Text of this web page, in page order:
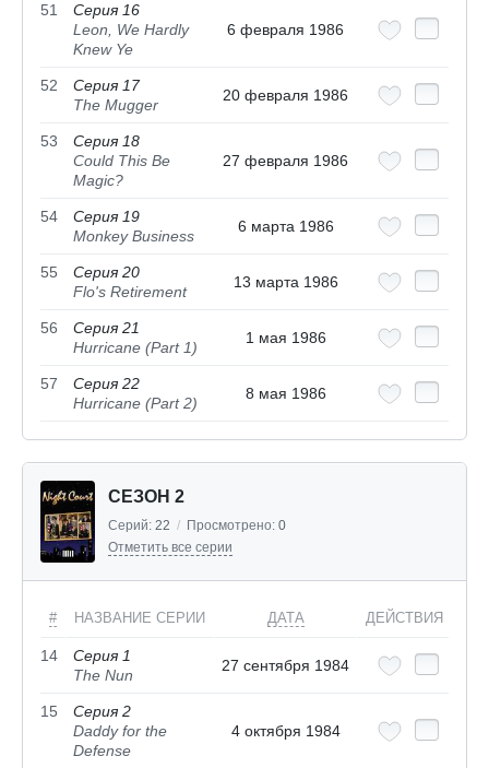
51
Серия 16
Leon, We Hardly
Knew Ye
6 февраля 1986
52
Серия 17
The Mugger
20 февраля 1986
53
Серия 18
Could This Be
Magic?
27 февраля 1986
54
Серия 19
Monkey Business
6 марта 1986
55
Серия 20
Flo's Retirement
13 марта 1986
56
Серия 21
Hurricane (Part 1)
1 мая 1986
57
Серия 22
Hurricane (Part 2)
8 мая 1986
СЕЗОН 2
Серий: 22 / Просмотрено: 0
Отметить все серии
# НАЗВАНИЕ СЕРИИ ДАТА ДЕЙСТВИЯ
14
Серия 1
The Nun
27 сентября 1984
15
Серия 2
Daddy for the
Defense
4 октября 1984